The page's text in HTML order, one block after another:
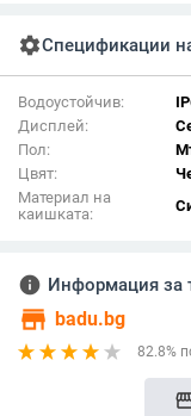
settingsСпецификации
Водоустойчив:
Дисплей:
Пол:
Цвят:
Материал на
каишката:
info Информация за
store badu.bg
82.8%